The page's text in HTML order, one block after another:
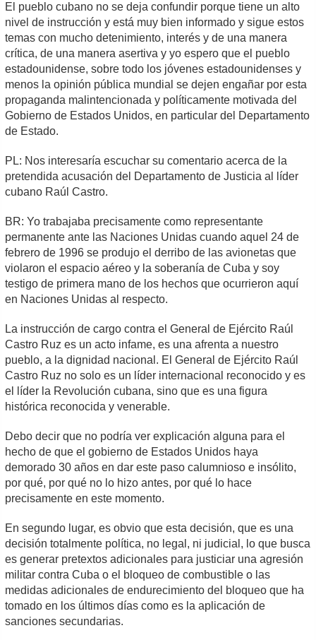
El pueblo cubano no se deja confundir porque tiene un alto
nivel de instrucción y está muy bien informado y sigue estos
temas con mucho detenimiento, interés y de una manera
crítica, de una manera asertiva y yo espero que el pueblo
estadounidense, sobre todo los jóvenes estadounidenses y
menos la opinión pública mundial se dejen engañar por esta
propaganda malintencionada y políticamente motivada del
Gobierno de Estados Unidos, en particular del Departamento
de Estado.
PL: Nos interesaría escuchar su comentario acerca de la
pretendida acusación del Departamento de Justicia al líder
cubano Raúl Castro.
BR: Yo trabajaba precisamente como representante
permanente ante las Naciones Unidas cuando aquel 24 de
febrero de 1996 se produjo el derribo de las avionetas que
violaron el espacio aéreo y la soberanía de Cuba y soy
testigo de primera mano de los hechos que ocurrieron aquí
en Naciones Unidas al respecto.
La instrucción de cargo contra el General de Ejército Raúl
Castro Ruz es un acto infame, es una afrenta a nuestro
pueblo, a la dignidad nacional. El General de Ejército Raúl
Castro Ruz no solo es un líder internacional reconocido y es
el líder la Revolución cubana, sino que es una figura
histórica reconocida y venerable.
Debo decir que no podría ver explicación alguna para el
hecho de que el gobierno de Estados Unidos haya
demorado 30 años en dar este paso calumnioso e insólito,
por qué, por qué no lo hizo antes, por qué lo hace
precisamente en este momento.
En segundo lugar, es obvio que esta decisión, que es una
decisión totalmente política, no legal, ni judicial, lo que busca
es generar pretextos adicionales para justiciar una agresión
militar contra Cuba o el bloqueo de combustible o las
medidas adicionales de endurecimiento del bloqueo que ha
tomado en los últimos días como es la aplicación de
sanciones secundarias.